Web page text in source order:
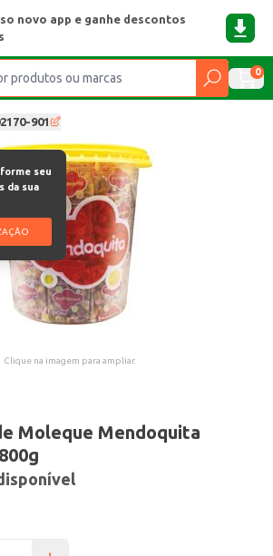
novo app e ganhe descontos
0
901
seu
da sua
Clique na imagem para ampliar.
Moleque Mendoquita